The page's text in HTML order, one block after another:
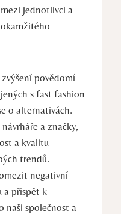
jednotlivci a
povědomí
s fast fashion
o alternativách.
a značky,
a kvalitu
trendů.
negativní
a přispět k
naši společnost a